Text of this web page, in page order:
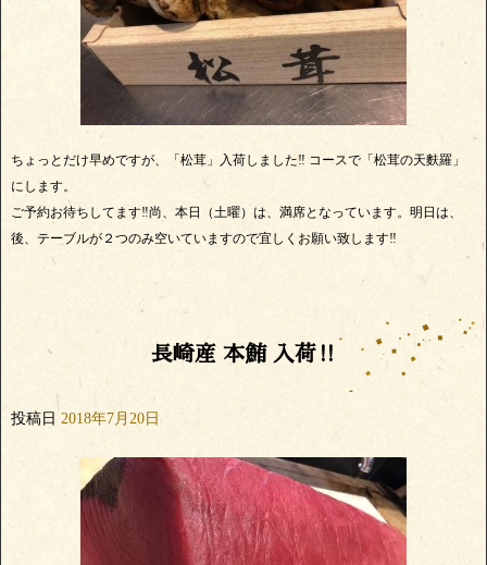
ちょっとだけ早めですが、「松茸」入荷しました‼️ コースで「松茸の天麩羅」
にします。
ご予約お待ちしてます‼️尚、本日（土曜）は、満席となっています。明日は、
後、テーブルが２つのみ空いていますので宜しくお願い致します‼️
長崎産 本鮪 入荷‼️
投稿日 2018年7月20日